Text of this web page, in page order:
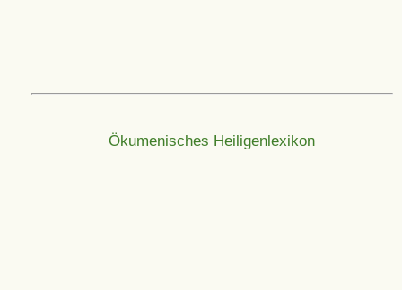
Ökumenisches Heiligenlexikon